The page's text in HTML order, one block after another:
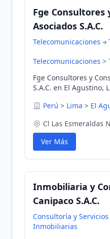
Fge Consultores
Asociados S.A.C.
Telecomunicaciones
Telecomunicaciones >
Fge Consultores y
S.A.C. en El Agustino,
Perú > Lima > El
Cl Las Esmeraldas
Ver Más
Inmobiliaria y
Canipaco S.A.C.
Consultoría y
Inmobiliarias